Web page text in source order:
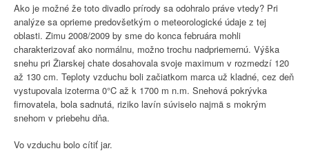
Ako je možné že toto divadlo prírody sa odohralo práve vtedy? Pri
analýze sa oprieme predovšetkým o meteorologické údaje z tej
oblasti. Zimu 2008/2009 by sme do konca februára mohli
charakterizovať ako normálnu, možno trochu nadpriemernú. Výška
snehu pri Žiarskej chate dosahovala svoje maximum v rozmedzí 120
až 130 cm. Teploty vzduchu boli začiatkom marca už kladné, cez deň
vystupovala izoterma 0°C až k 1700 m n.m. Snehová pokrývka
firnovatela, bola sadnutá, riziko lavín súviselo najmä s mokrým
snehom v priebehu dňa.
Vo vzduchu bolo cítiť jar.